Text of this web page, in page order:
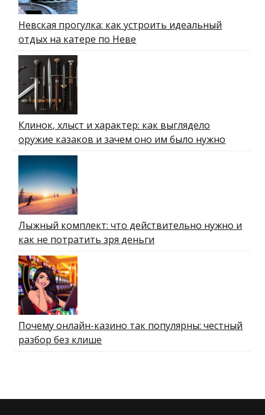
Невская прогулка: как устроить идеальный
отдых на катере по Неве
Клинок, хлыст и характер: как выглядело
оружие казаков и зачем оно им было нужно
Лыжный комплект: что действительно нужно и
как не потратить зря деньги
Почему онлайн-казино так популярны: честный
разбор без клише